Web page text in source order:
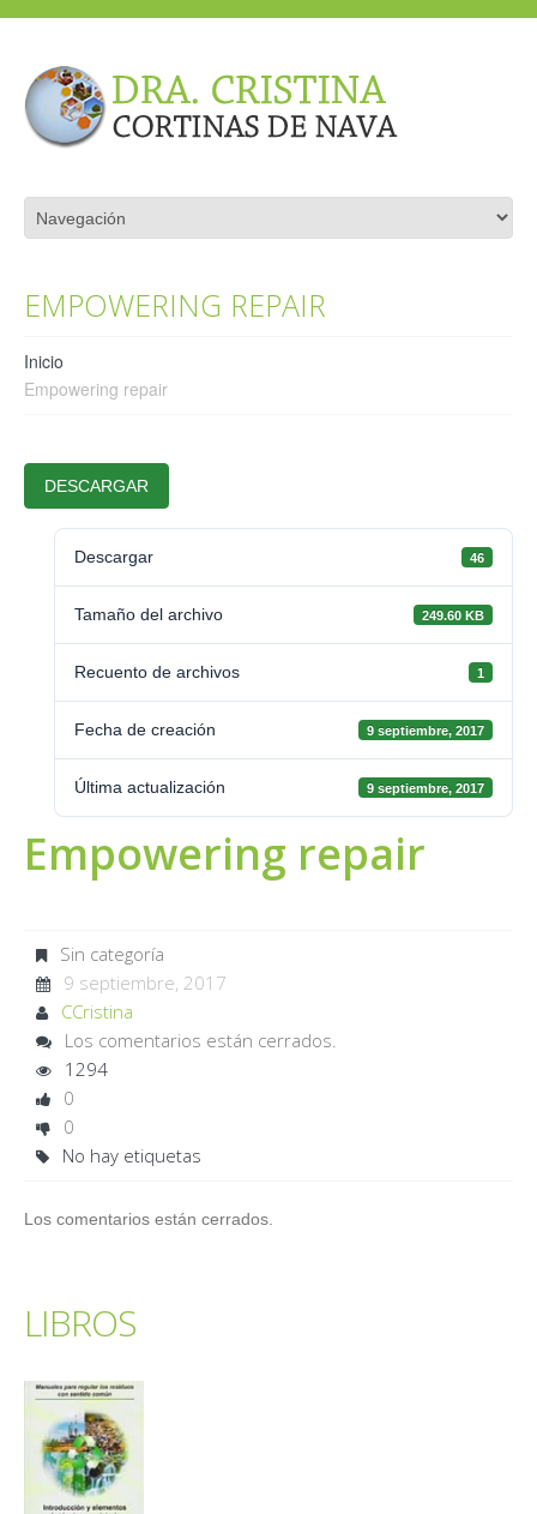
EMPOWERING REPAIR
Inicio
Empowering repair
DESCARGAR
Descargar 46
Tamaño del archivo 249.60 KB
Recuento de archivos 1
Fecha de creación 9 septiembre, 2017
Última actualización 9 septiembre, 2017
Empowering repair
Sin categoría
9 septiembre, 2017
CCristina
Los comentarios están cerrados.
1294
0
0
No hay etiquetas
Los comentarios están cerrados.
LIBROS